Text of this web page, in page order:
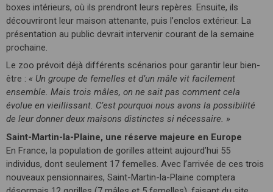
boxes intérieurs, où ils prendront leurs repères. Ensuite, ils
découvriront leur maison attenante, puis l’enclos extérieur. La
présentation au public devrait intervenir courant de la semaine
prochaine.
Le zoo prévoit déjà différents scénarios pour garantir leur bien-
être : « Un groupe de femelles et d’un mâle vit facilement
ensemble. Mais trois mâles, on ne sait pas comment cela
évolue en vieillissant. C’est pourquoi nous avons la possibilité
de leur donner deux maisons distinctes si nécessaire. »
Saint-Martin-la-Plaine, une réserve majeure en Europe
En France, la population de gorilles atteint aujourd’hui 55
individus, dont seulement 17 femelles. Avec l’arrivée de ces trois
nouveaux pensionnaires, Saint-Martin-la-Plaine comptera